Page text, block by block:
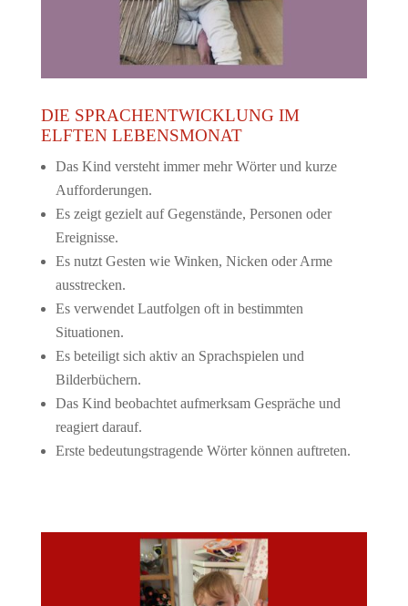
DIE SPRACHENTWICKLUNG IM
ELFTEN LEBENSMONAT
Das Kind versteht immer mehr Wörter und kurze
Aufforderungen.
Es zeigt gezielt auf Gegenstände, Personen oder
Ereignisse.
Es nutzt Gesten wie Winken, Nicken oder Arme
ausstrecken.
Es verwendet Lautfolgen oft in bestimmten
Situationen.
Es beteiligt sich aktiv an Sprachspielen und
Bilderbüchern.
Das Kind beobachtet aufmerksam Gespräche und
reagiert darauf.
Erste bedeutungstragende Wörter können auftreten.